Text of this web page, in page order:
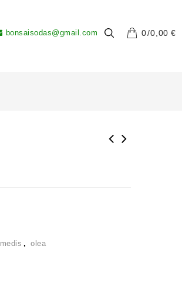
0 0,00€
bonsaisodas@gmail.com
medis , olea